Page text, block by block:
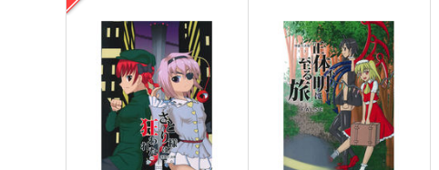
１の色
PERSONAL COLOR
1,100円（税込）
東方Project 霧雨魔理沙×アリス
ニートの奇妙な冒険・完全版
さいピン
2,420円（税込）
東方Project
蓬莱山輝夜
十六夜咲夜